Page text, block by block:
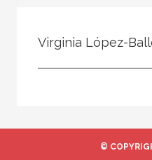
Virginia López-
©